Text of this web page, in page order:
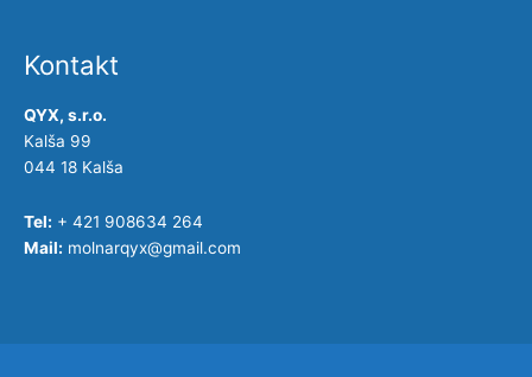
Kontakt
QYX, s.r.o.
Kalša 99
044 18 Kalša
Tel: + 421 908634 264
Mail: molnarqyx@gmail.com